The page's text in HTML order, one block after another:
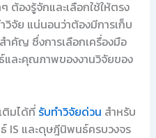
ต้องรู้จักและเลือกใช้ให้ตรง
จัย แน่นอนว่าต้องมีการเก็บ
ำคัญ ซึ่งการเลือกเครื่องมือ
ละคุณภาพของงานวิจัยของ
ติมได้ที่ รับทำวิจัยด่วน สำหรับ
IS และดุษฎีนิพนธ์ครบวงจร